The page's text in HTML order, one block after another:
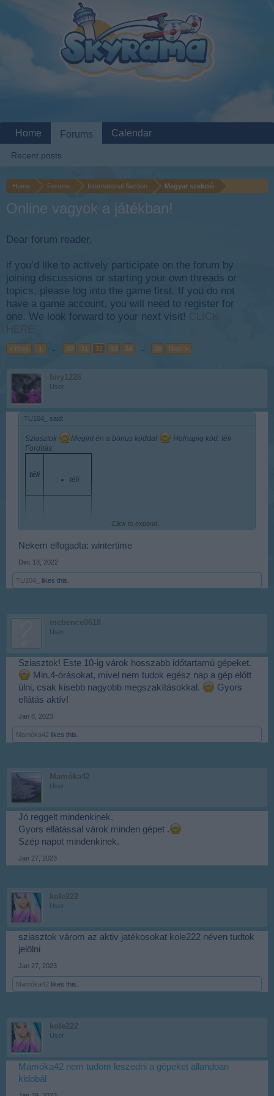
Home Forums International Section Magyar szekció
Online vagyok a játékban!
Dear forum reader,
if you’d like to actively participate on the forum by
joining discussions or starting your own threads or
topics, please log into the game first. If you do not
have a game account, you will need to register for
one. We look forward to your next visit! CLICK
HERE
< Prev 1 ← 30 31 32 33 34 → 36 Next >
biry1226
User
TU104_ said: ↑
Sziasztok Megint én a bónus kóddal
Holnapig kód: téli
Fordítás:
téli
téli
télies
téli
winter, hibernal, brumal, ezek a fordításai,semmi nem jó
wintertime sem
Click to expand...
Nekem elfogadta: wintertime
Dec 18, 2022
TU104_ likes this.
mcbence0618
User
Sziasztok! Este 10-ig várok hosszabb időtartamú gépeket.
Min.4-órásokat, mivel nem tudok egész nap a gép előtt
ülni, csak kisebb nagyobb megszakításokkal.
Gyors
ellátás aktív!
Jan 8, 2023
Mamóka42 likes this.
Mamóka42
User
Jó reggelt mindenkinek.
Gyors ellátással várok minden gépet .
Szép napot mindenkinek.
Jan 27, 2023
kole222
User
sziasztok várom az aktiv jatékosokat kole222 néven tudtok
jelölni
Jan 27, 2023
Mamóka42 likes this.
kole222
User
Mamóka42 nem tudom leszedni a gépeket allandoan
kidobál
Home Forums
Recent posts
Calendar